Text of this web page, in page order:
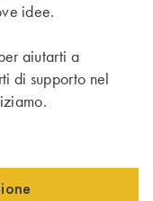
idee.
aiutarti a
di supporto nel